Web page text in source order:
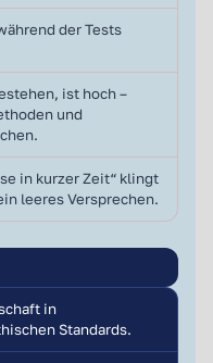
der Tests
ist hoch –
und
in kurzer Zeit“ klingt
leeres Versprechen.
in
Standards.